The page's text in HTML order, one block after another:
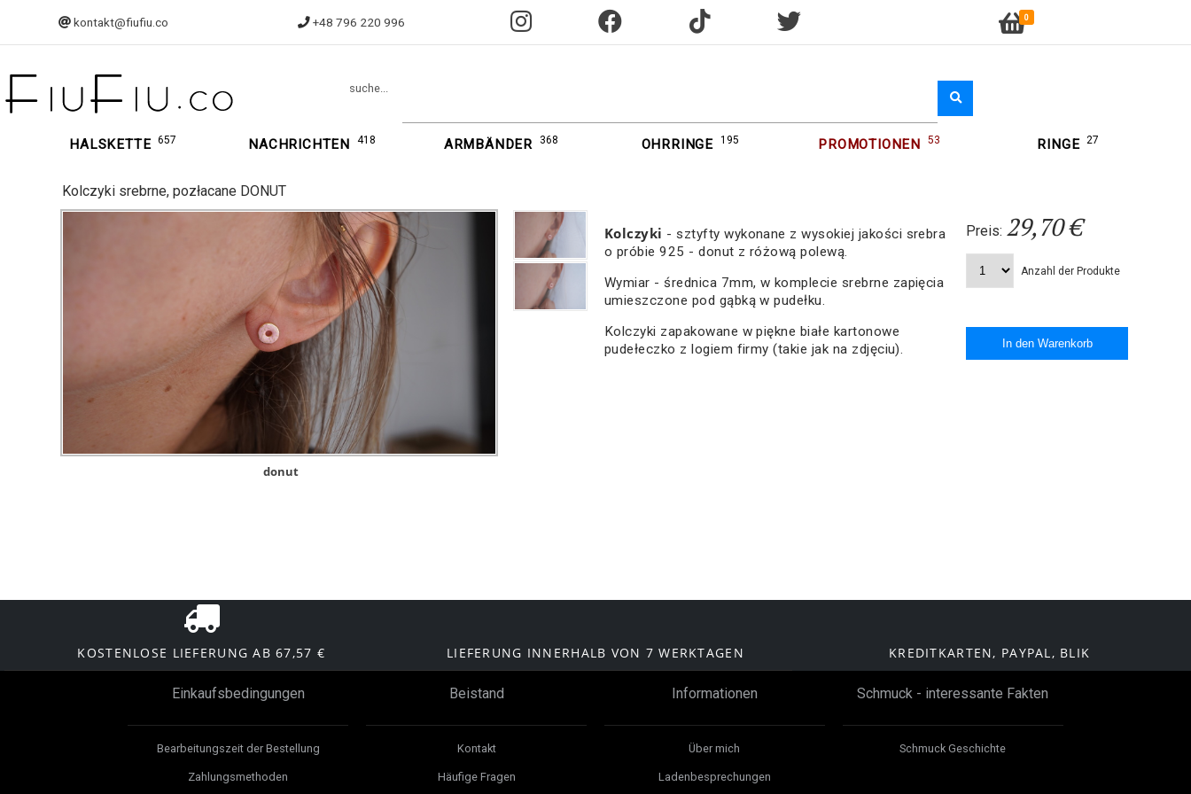
kontakt@fiufiu.co +48 796 220 996 0
suche...
HALSKETTE 657 NACHRICHTEN 418 ARMBÄNDER 368 OHRRINGE 195 PROMOTIONEN 53 RINGE 27
Kolczyki srebrne, pozłacane DONUT
donut
Kolczyki - sztyfty wykonane z wysokiej jakości srebra
o próbie 925 - donut z różową polewą.
Wymiar - średnica 7mm, w komplecie srebrne zapięcia
umieszczone pod gąbką w pudełku.
Kolczyki zapakowane w piękne białe kartonowe
pudełeczko z logiem firmy (takie jak na zdjęciu).
Preis: 29,70 €
Anzahl der Produkte
KOSTENLOSE LIEFERUNG AB 67,57 € LIEFERUNG INNERHALB VON 7 WERKTAGEN KREDITKARTEN, PAYPAL, BLIK
Einkaufsbedingungen
Bearbeitungszeit der Bestellung
Zahlungsmethoden
Beistand
Kontakt
Häufige Fragen
Informationen
Über mich
Ladenbesprechungen
Schmuck - interessante Fakten
Schmuck Geschichte